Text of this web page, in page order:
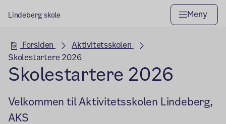
Lindeberg skole Meny
Hovedseksjon
Forsiden
Aktivitetsskolen
Skolestartere 2026
Skolestartere 2026
Velkommen til Aktivitetsskolen Lindeberg,
AKS